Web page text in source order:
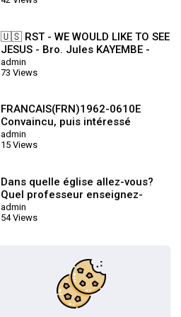
🇺🇸 RST - WE WOULD LIKE TO SEE
JESUS - Bro. Jules KAYEMBE -
WED.17.07.2024
admin
73 Views
FRANCAIS(FRN)1962-0610E
Convaincu, puis intéressé
Aberdeen NC. William Marrion
Branham
admin
15 Views
Dans quelle église allez-vous?
Quel professeur enseignez-
vous? | William Marrion Branham
En Français
admin
54 Views